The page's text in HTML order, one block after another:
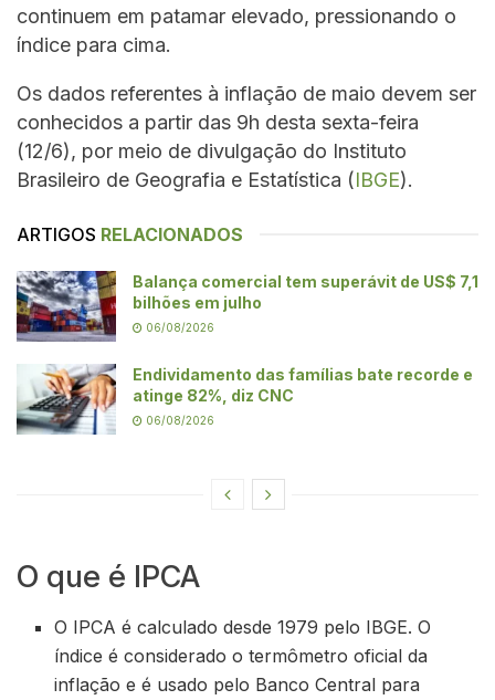
continuem em patamar elevado, pressionando o
índice para cima.
Os dados referentes à inflação de maio devem ser
conhecidos a partir das 9h desta sexta-feira
(12/6), por meio de divulgação do Instituto
Brasileiro de Geografia e Estatística (IBGE).
ARTIGOS RELACIONADOS
Balança comercial tem superávit de US$ 7,1
bilhões em julho
06/08/2026
Endividamento das famílias bate recorde e
atinge 82%, diz CNC
06/08/2026
O que é IPCA
O IPCA é calculado desde 1979 pelo IBGE. O
índice é considerado o termômetro oficial da
inflação e é usado pelo Banco Central para